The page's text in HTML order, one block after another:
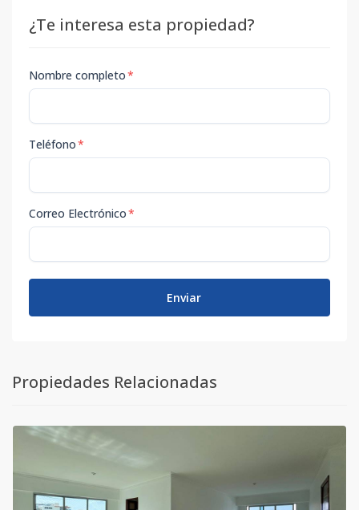
¿Te interesa esta propiedad?
Nombre completo*
Teléfono*
Correo Electrónico*
Enviar
Propiedades Relacionadas